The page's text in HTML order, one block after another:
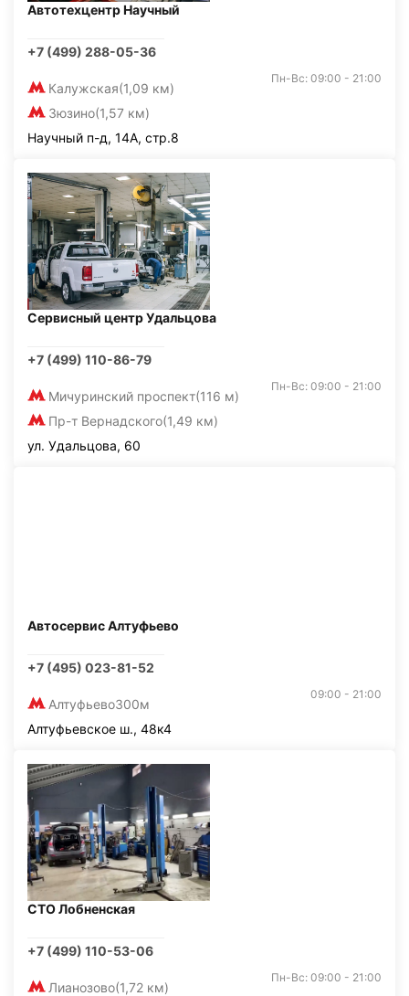
Автотехцентр Научный
+7 (499) 288-05-36
Калужская(1,09 км)
Зюзино(1,57 км)
Пн-Вс: 09:00 - 21:00
Научный п-д, 14А, стр.8
Сервисный центр Удальцова
+7 (499) 110-86-79
Мичуринский проспект(116 м)
Пр-т Вернадского(1,49 км)
Пн-Вс: 09:00 - 21:00
ул. Удальцова, 60
Автосервис Алтуфьево
+7 (495) 023-81-52
Алтуфьево300м
09:00 - 21:00
Алтуфьевское ш., 48к4
СТО Лобненская
+7 (499) 110-53-06
Лианозово(1,72 км)
Пн-Вс: 09:00 - 21:00